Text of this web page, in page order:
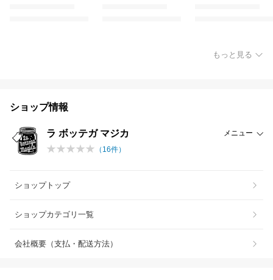
もっと見る
ショップ情報
ラ ボッテガ マジカ
メニュー
（ 16件）
ショップトップ
ショップカテゴリ一覧
会社概要（支払・配送方法）